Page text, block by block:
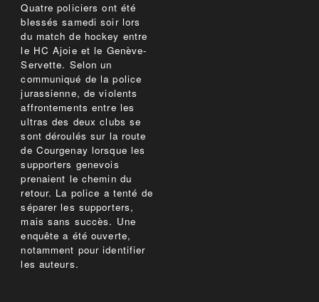
Quatre policiers ont été
blessés samedi soir lors
du match de hockey entre
le HC Ajoie et le Genève-
Servette. Selon un
communiqué de la police
jurassienne, de violents
affrontements entre les
ultras des deux clubs se
sont déroulés sur la route
de Courgenay lorsque les
supporters genevois
prenaient le chemin du
retour. La police a tenté de
séparer les supporters,
mais sans succès. Une
enquête a été ouverte,
notamment pour identifier
les auteurs.